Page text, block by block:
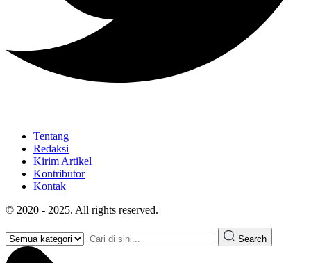
Tentang
Redaksi
Kirim Artikel
Kontributor
Kontak
© 2020 - 2025. All rights reserved.
Search